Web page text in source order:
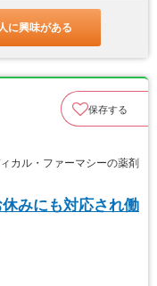
に興味がある
保存する
ル・ファーマシーの薬剤
休みにも対応され働